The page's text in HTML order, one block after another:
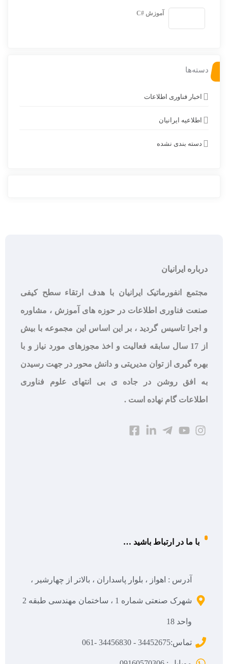
آموزش #C
دسته‌ها
اخبار فناوری اطلاعات
اطلاعیه ایرانیان
دسته بندی نشده
درباره ایرانیان
مجتمع انفورماتیک ایرانیان با هدف ارتقاء سطح کیفی
صنعت فناوری اطلاعات در حوزه های آموزش ، مشاوره
و اجرا تاسیس گردید ، بر این اساس این مجموعه با بیش
از 17 سال سابقه فعالیت و اخذ مجوزهای مورد نیاز و با
بهره گیری از توان مدیریتی و دانش محور در جهت رسیدن
به افق روشن در جاده ی بی انتهای علوم فناوری
اطلاعات گام نهاده است .
با ما در ارتباط باشید …
آدرس : اهواز ، بلوار پاسداران ، بالاتر از چهارشیر ،
شهرک صنعتی شماره 1 ، ساختمان مهندسی طبقه 2
واحد 18
تماس:34452675 - 34456830 -061